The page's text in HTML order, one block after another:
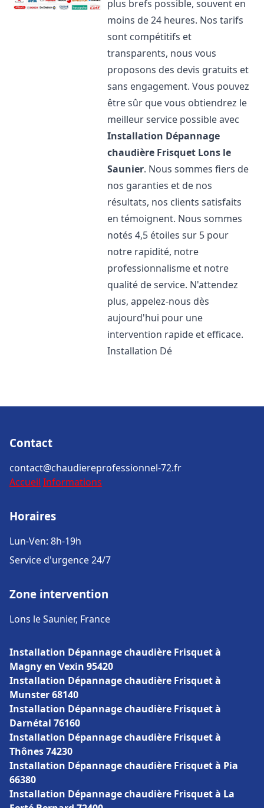
plus brefs possible, souvent en
moins de 24 heures. Nos tarifs
sont compétitifs et
transparents, nous vous
proposons des devis gratuits et
sans engagement. Vous pouvez
être sûr que vous obtiendrez le
meilleur service possible avec
Installation Dépannage
chaudière Frisquet Lons le
Saunier. Nous sommes fiers de
nos garanties et de nos
résultats, nos clients satisfaits
en témoignent. Nous sommes
notés 4,5 étoiles sur 5 pour
notre rapidité, notre
professionnalisme et notre
qualité de service. N'attendez
plus, appelez-nous dès
aujourd'hui pour une
intervention rapide et efficace.
Installation Dé
Contact
contact@chaudiereprofessionnel-72.fr
Accueil Informations
Horaires
Lun-Ven: 8h-19h
Service d'urgence 24/7
Zone intervention
Lons le Saunier, France
Installation Dépannage chaudière Frisquet à
Magny en Vexin 95420
Installation Dépannage chaudière Frisquet à
Munster 68140
Installation Dépannage chaudière Frisquet à
Darnétal 76160
Installation Dépannage chaudière Frisquet à
Thônes 74230
Installation Dépannage chaudière Frisquet à Pia
66380
Installation Dépannage chaudière Frisquet à La